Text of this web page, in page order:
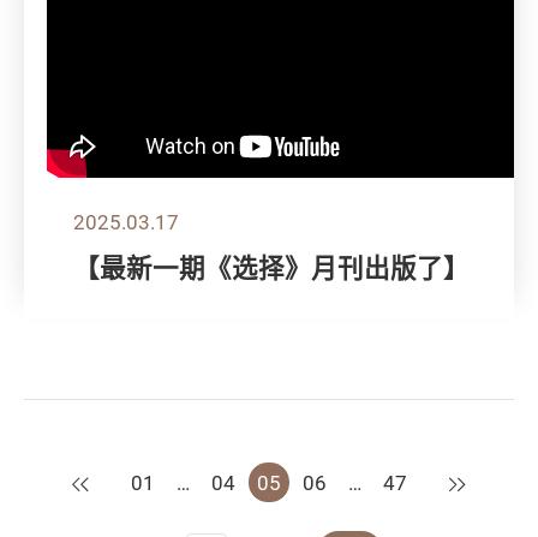
2025.03.17
【最新一期《选择》月刊出版了】
上一页
01 … 04 05 06 … 47 下一页